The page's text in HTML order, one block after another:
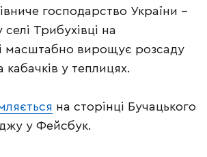
господарство України –
Трибухівці на
масштабно вирощує розсаду
кабачків у теплицях.
на сторінці Бучацького
у Фейсбук.